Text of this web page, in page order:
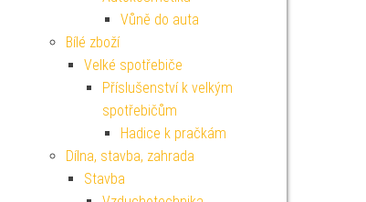
Vůně do auta
Bílé zboží
Velké spotřebiče
Příslušenství k velkým
spotřebičům
Hadice k pračkám
Dílna, stavba, zahrada
Stavba